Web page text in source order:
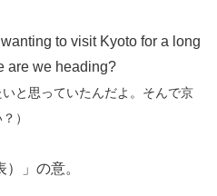
to visit Kyoto for a long
are we heading?
いと思っていたんだよ。そんで京
）
）」の意。